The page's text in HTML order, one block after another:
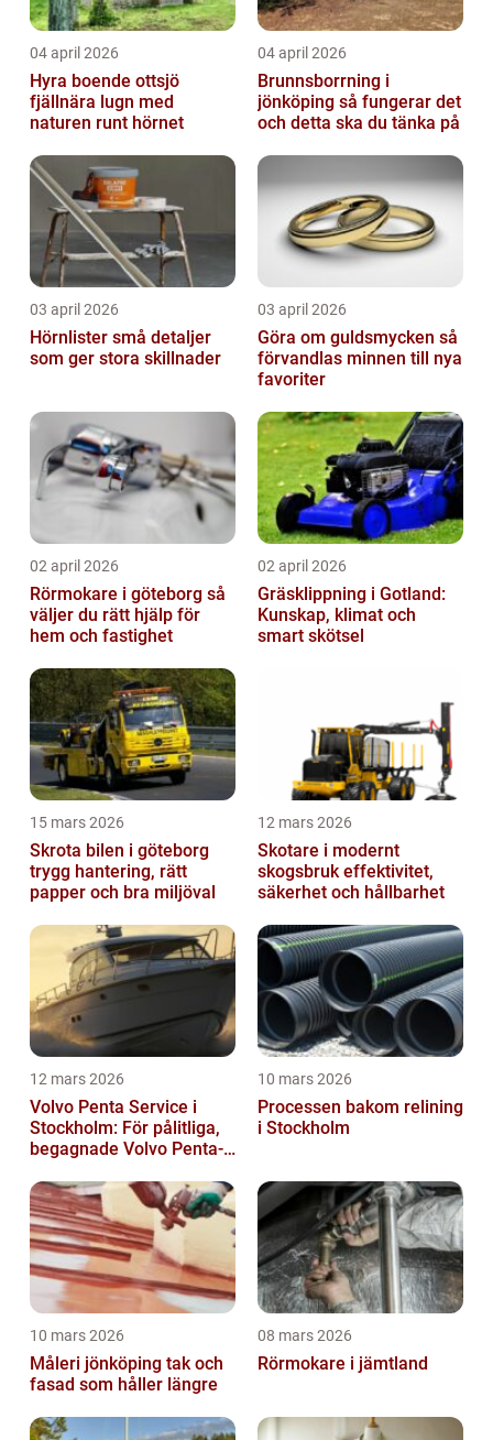
04 april 2026
Hyra boende ottsjö
fjällnära lugn med
naturen runt hörnet
04 april 2026
Brunnsborrning i
jönköping så fungerar det
och detta ska du tänka på
03 april 2026
Hörnlister små detaljer
som ger stora skillnader
03 april 2026
Göra om guldsmycken så
förvandlas minnen till nya
favoriter
02 april 2026
Rörmokare i göteborg så
väljer du rätt hjälp för
hem och fastighet
02 april 2026
Gräsklippning i Gotland:
Kunskap, klimat och
smart skötsel
15 mars 2026
Skrota bilen i göteborg
trygg hantering, rätt
papper och bra miljöval
12 mars 2026
Skotare i modernt
skogsbruk effektivitet,
säkerhet och hållbarhet
12 mars 2026
Volvo Penta Service i
Stockholm: För pålitliga,
begagnade Volvo Penta-
10 mars 2026
Processen bakom relining
i Stockholm
10 mars 2026
Måleri jönköping tak och
fasad som håller längre
08 mars 2026
Rörmokare i jämtland